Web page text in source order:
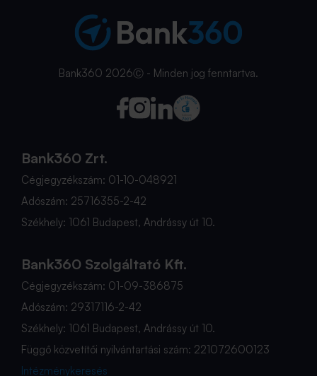
Bank360 2026Ⓒ - Minden jog fenntartva.
Bank360 Zrt.
Cégjegyzékszám: 01-10-048921
Adószám: 25716355-2-42
Székhely: 1061 Budapest, Andrássy út 10.
Bank360 Szolgáltató Kft.
Cégjegyzékszám: 01-09-386875
Adószám: 29317116-2-42
Székhely: 1061 Budapest, Andrássy út 10.
Függő közvetítői nyilvántartási szám: 221072600123
Intézménykeresés